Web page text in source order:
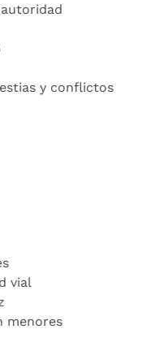
y conflictos
vial
menores